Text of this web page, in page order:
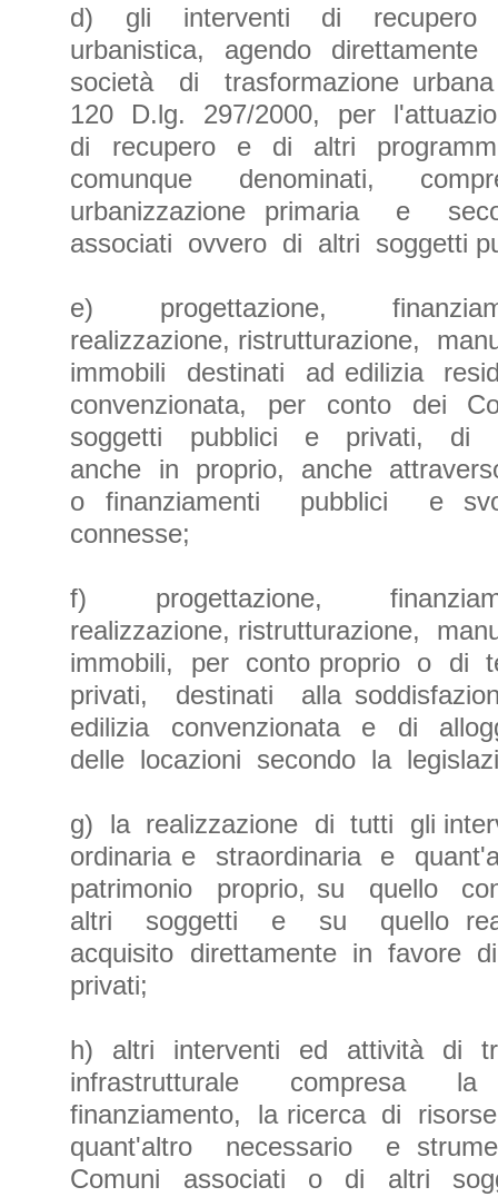
d) gli interventi di recupero
urbanistica, agendo
società di trasformazione
120 D.lg. 297/2000, per
di recupero e di altri
comunque denominati,
urbanizzazione primaria e
associati ovvero di altri soggetti
e) progettazione,
realizzazione, ristrutturazione,
immobili destinati ad edilizia
convenzionata, per conto dei
soggetti pubblici e privati, di
anche in proprio, anche
o finanziamenti pubblici e
connesse;
f) progettazione,
realizzazione, ristrutturazione,
immobili, per conto proprio o di
privati, destinati alla
edilizia convenzionata e di
delle locazioni secondo la
g) la realizzazione di tutti gli
ordinaria e straordinaria e
patrimonio proprio, su quello
altri soggetti e su quello
acquisito direttamente in favore
privati;
h) altri interventi ed attività di
infrastrutturale compresa
finanziamento, la ricerca di
quant'altro necessario e
Comuni associati o di altri